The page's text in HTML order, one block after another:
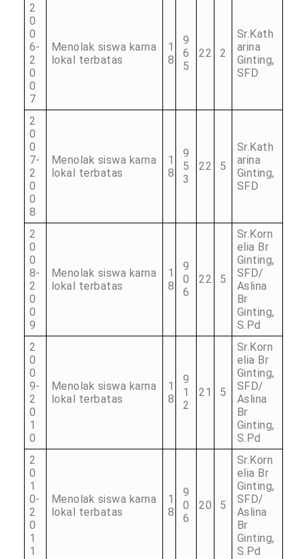
2
0
0
6-
2
0
0
7
Menolak siswa karna
lokal terbatas
1
8
9
6
5
22 2
Sr.Kath
arina
Ginting,
SFD
2
0
0
7-
2
0
0
8
Menolak siswa karna
lokal terbatas
1
8
9
5
3
22 5
Sr.Kath
arina
Ginting,
SFD
2
0
0
8-
2
0
0
9
Menolak siswa karna
lokal terbatas
1
8
9
0
6
22 5
Sr.Korn
elia Br
Ginting,
SFD/
Aslina
Br
Ginting,
S.Pd
2
0
0
9-
2
0
1
0
Menolak siswa karna
lokal terbatas
1
8
9
1
2
21 5
Sr.Korn
elia Br
Ginting,
SFD/
Aslina
Br
Ginting,
S.Pd
2
0
1
0-
2
0
1
1
Menolak siswa karna
lokal terbatas
1
8
9
0
6
20 5
Sr.Korn
elia Br
Ginting,
SFD/
Aslina
Br
Ginting,
S.Pd